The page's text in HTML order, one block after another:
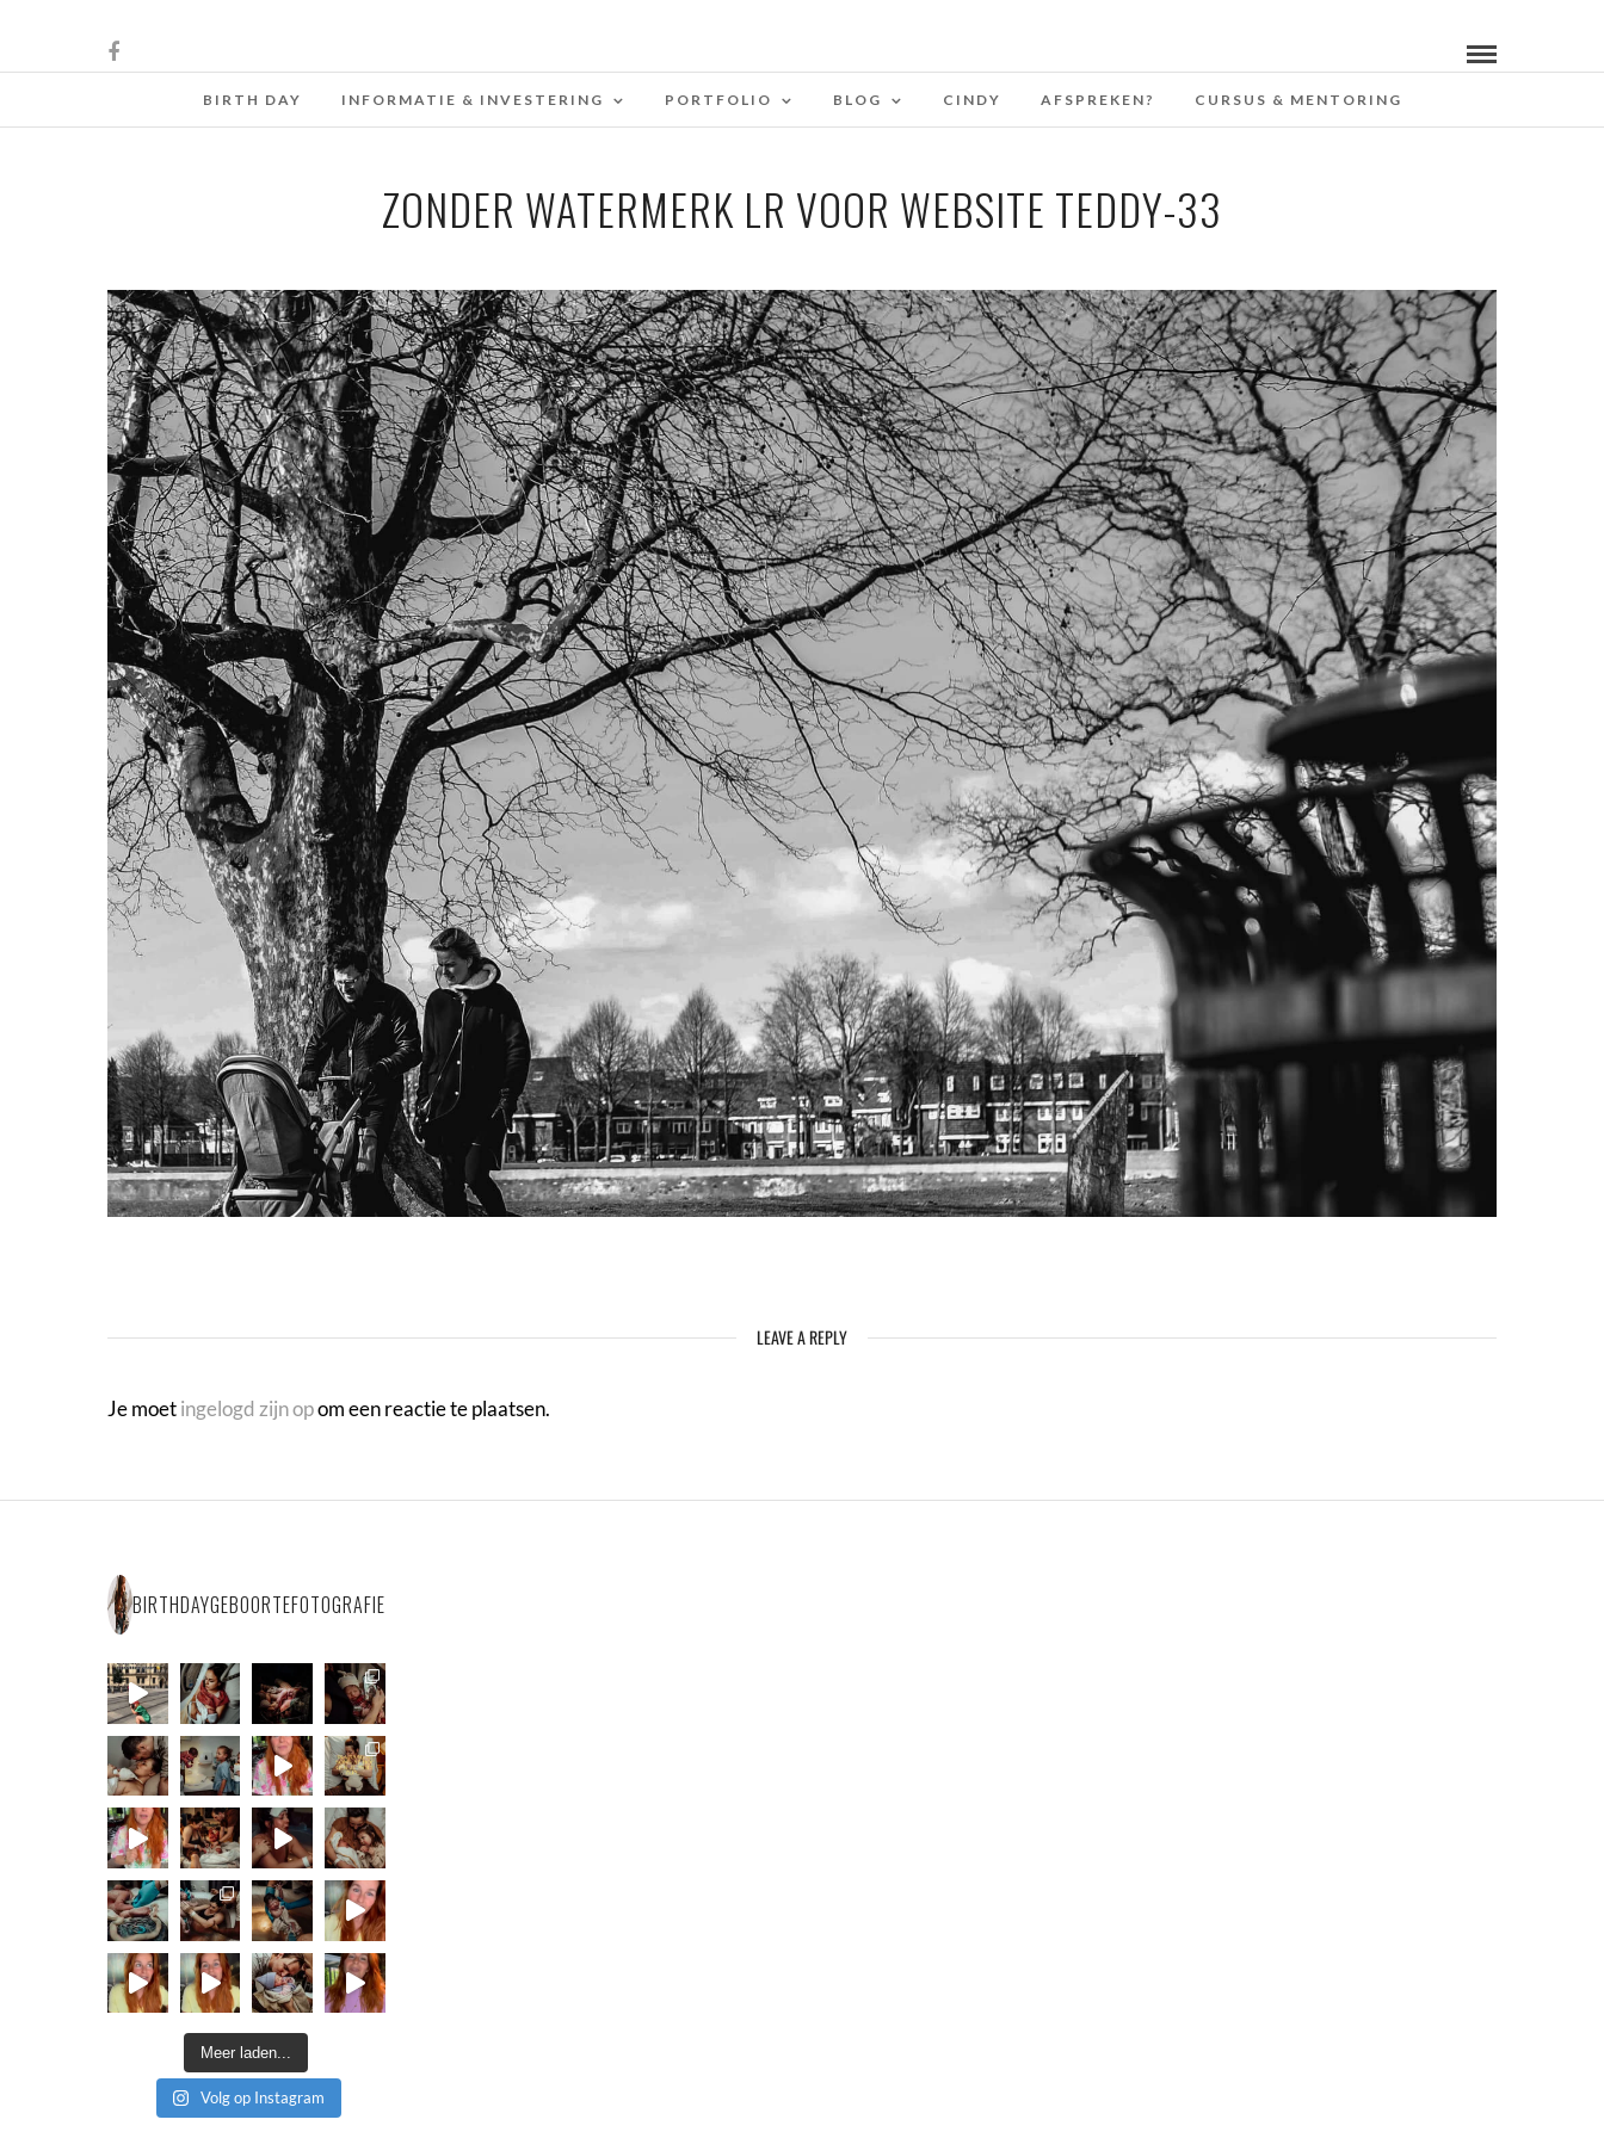
BIRTH DAY INFORMATIE & INVESTERING PORTFOLIO BLOG CINDY AFSPREKEN? CURSUS & MENTORING
ZONDER WATERMERK LR VOOR WEBSITE TEDDY-33
LEAVE A REPLY
Je moetingelogd zijn opom een reactie te plaatsen.
BIRTHDAYGEBOORTEFOTOGRAFIE
Meer laden...
Volg op Instagram